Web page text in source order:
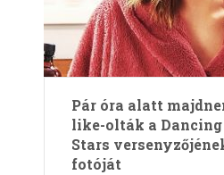
Pár óra alatt
like-olták a
Stars
fotóját